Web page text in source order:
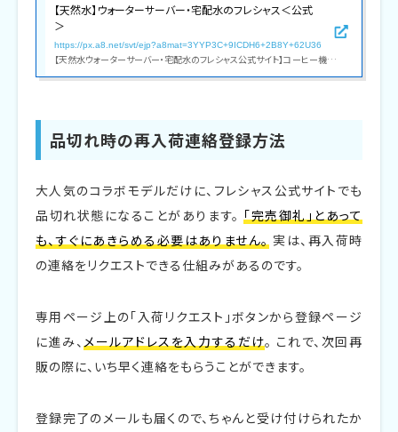
【天然水】ウォーターサーバー・宅配水のフレシャス＜公式
＞
https://px.a8.net/svt/ejp?a8mat=3YYP3C+9ICDH6+2B8Y+62U36
【天然水ウォーターサーバー・宅配水のフレシャス公式サイト】コーヒー機能付きウォーターサーバーや一人暮らし向け卓上モデル等、デザイン性・機能性共に人気のウォーターサーバーをラインナップ。配送料全国無料0円!限定キャンペーン実施中!
品切れ時の再入荷連絡登録方法
大人気のコラボモデルだけに、フレシャス公式サイトでも
品切れ状態になることがあります。 「完売御礼」とあって
も、すぐにあきらめる必要はありません。 実は、再入荷時
の連絡をリクエストできる仕組みがあるのです。
専用ページ上の「入荷リクエスト」ボタンから登録ページ
に進み、 メールアドレスを入力するだけ。 これで、次回再
販の際に、いち早く連絡をもらうことができます。
登録完了のメールも届くので、ちゃんと受け付けられたか